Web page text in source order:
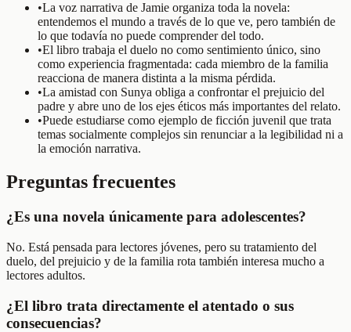
•La voz narrativa de Jamie organiza toda la novela:
entendemos el mundo a través de lo que ve, pero también de
lo que todavía no puede comprender del todo.
•El libro trabaja el duelo no como sentimiento único, sino
como experiencia fragmentada: cada miembro de la familia
reacciona de manera distinta a la misma pérdida.
•La amistad con Sunya obliga a confrontar el prejuicio del
padre y abre uno de los ejes éticos más importantes del relato.
•Puede estudiarse como ejemplo de ficción juvenil que trata
temas socialmente complejos sin renunciar a la legibilidad ni a
la emoción narrativa.
Preguntas frecuentes
¿Es una novela únicamente para adolescentes?
No. Está pensada para lectores jóvenes, pero su tratamiento del
duelo, del prejuicio y de la familia rota también interesa mucho a
lectores adultos.
¿El libro trata directamente el atentado o sus
consecuencias?